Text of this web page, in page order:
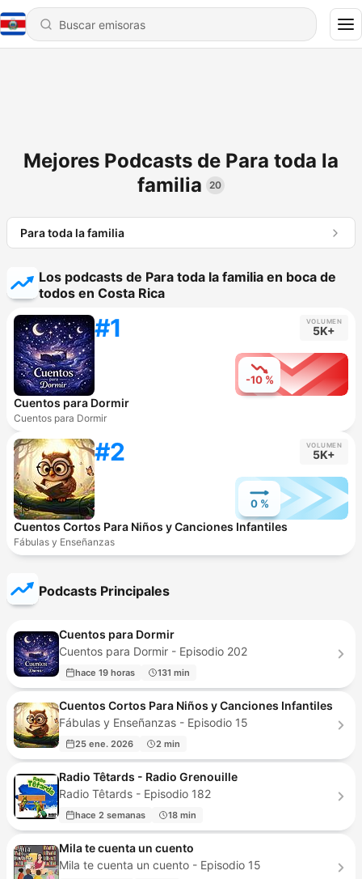
Mejores Podcasts de Para toda la
familia
20
Para toda la familia
Los podcasts de Para toda la familia en boca de
todos en Costa Rica
#1 VOLUMEN
5K+
-10 %
Cuentos para Dormir
Cuentos para Dormir
#2 VOLUMEN
5K+
0 %
Cuentos Cortos Para Niños y Canciones Infantiles
Fábulas y Enseñanzas
Podcasts Principales
Cuentos para Dormir
Cuentos para Dormir - Episodio 202
hace 19 horas 131 min
Cuentos Cortos Para Niños y Canciones Infantiles
Fábulas y Enseñanzas - Episodio 15
25 ene. 2026 2 min
Radio Têtards - Radio Grenouille
Radio Têtards - Episodio 182
hace 2 semanas 18 min
Mila te cuenta un cuento
Mila te cuenta un cuento - Episodio 15